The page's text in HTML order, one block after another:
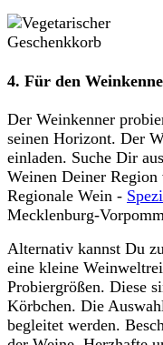
4. Für den
Der Weinkenner
seinen Horizont. Der
einladen. Suche Dir
Weinen Deiner Region
Regionale Wein -
Mecklenburg-
Alternativ kannst Du
eine kleine
Probiergrößen. Diese
Körbchen. Die
begleitet werden.